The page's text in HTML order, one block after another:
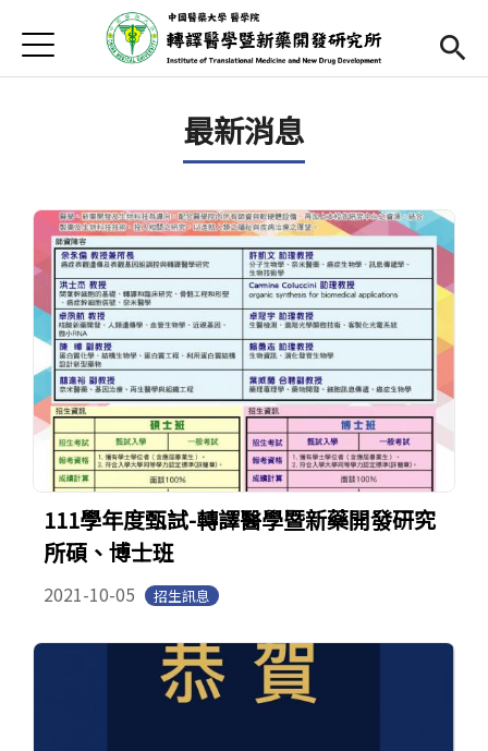
首頁
最新消息
Open
課程內容
招生訊息
本所辦法
表單下載
English
Jump to Navigation
Jump to Main content
最新消息
111學年度甄試-轉譯醫學暨新藥開發研究
所碩、博士班
2021-10-05 招生訊息